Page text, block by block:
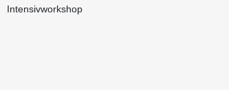
Intensivworkshop